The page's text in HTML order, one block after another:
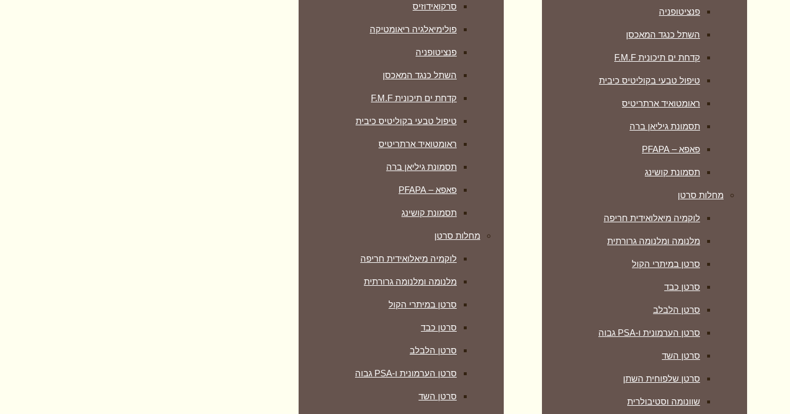
‏פנציטופניה
השתל כנגד המאכסן
קדחת ים תיכונית F.M.F
טיפול טבעי בקוליטיס כיבית
ראומטואיד ארתריטיס
תסמונת גיליאן ברה
פאפא – PFAPA
תסמונת קושינג
מחלות סרטן
לוקמיה מיאלואידית חריפה
מלנומה ומלנומה גרורתית
סרטן במיתרי הקול
סרטן כבד
סרטן הלבלב
סרטן הערמונית ו-PSA גבוה
סרטן השד
סרטן שלפוחית השתן
שוונומה וסטיבולרית
סרקואידוזיס
פולימיאלגיה ריאומטיקה
‏פנציטופניה
השתל כנגד המאכסן
קדחת ים תיכונית F.M.F
טיפול טבעי בקוליטיס כיבית
ראומטואיד ארתריטיס
תסמונת גיליאן ברה
פאפא – PFAPA
תסמונת קושינג
מחלות סרטן
לוקמיה מיאלואידית חריפה
מלנומה ומלנומה גרורתית
סרטן במיתרי הקול
סרטן כבד
סרטן הלבלב
סרטן הערמונית ו-PSA גבוה
סרטן השד